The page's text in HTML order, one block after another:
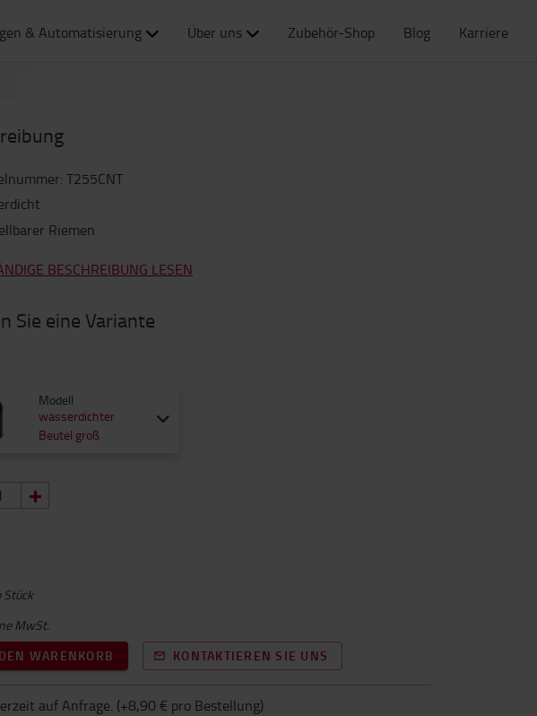
& Automatisierung Über uns Zubehör-Shop Blog Karriere
: T255CNT
Riemen
BESCHREIBUNG LESEN
Sie eine Variante
Modell
wasserdichter
Beutel groß
Stück
MwSt.
WARENKORB
KONTAKTIEREN SIE UNS
auf Anfrage. (+8,90 € pro Bestellung)